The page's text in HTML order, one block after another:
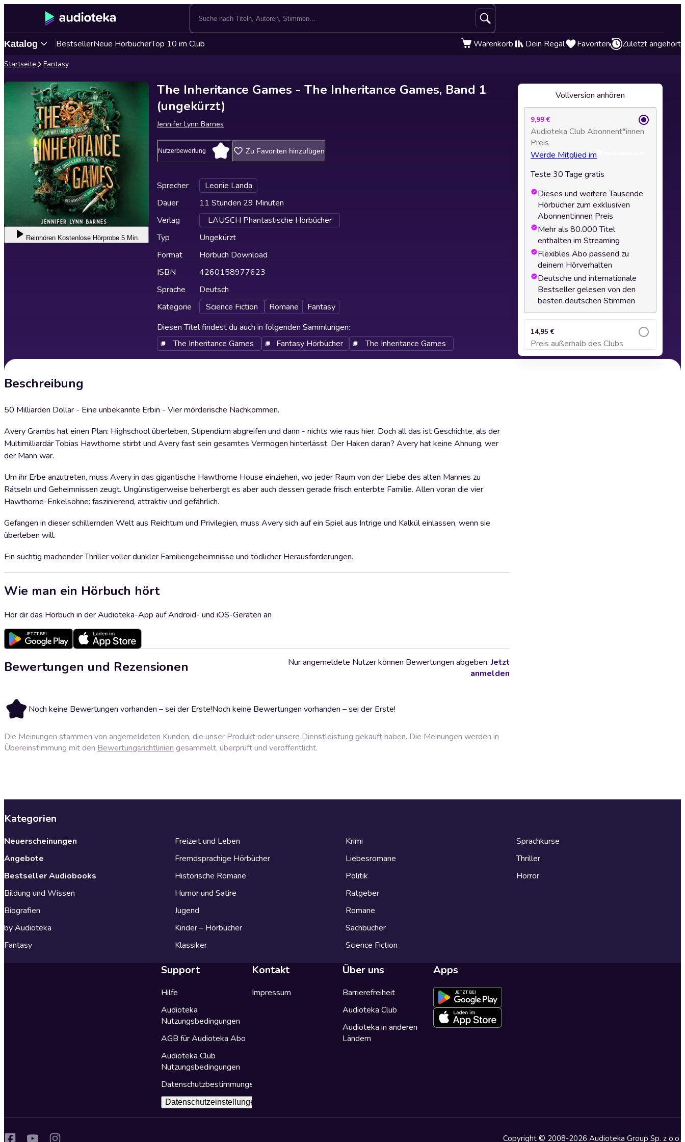
Katalog BestsellerNeue HörbücherTop 10 im Club Warenkorb Dein Regal Favoriten Zuletzt angehört
Startseite Fantasy
Reinhören Kostenlose Hörprobe 5 Min.
The Inheritance Games - The Inheritance Games, Band 1
(ungekürzt)
Jennifer Lynn Barnes
Nutzerbewertung Zu Favoriten hinzufügen
Sprecher
Leonie Landa
Dauer
11 Stunden 29 Minuten
Verlag
LAUSCH Phantastische Hörbücher
Typ
Ungekürzt
Format
Hörbuch Download
ISBN
4260158977623
Sprache
Deutsch
Kategorie
Science Fiction Romane
Fantasy
Diesen Titel findest du auch in folgenden Sammlungen:
The Inheritance Games
Fantasy Hörbücher The Inheritance Games
Beschreibung
50 Milliarden Dollar - Eine unbekannte Erbin - Vier mörderische Nachkommen.
Avery Grambs hat einen Plan: Highschool überleben, Stipendium abgreifen und dann - nichts wie raus hier. Doch all das ist Geschichte, als der
Multimilliardär Tobias Hawthorne stirbt und Avery fast sein gesamtes Vermögen hinterlässt. Der Haken daran? Avery hat keine Ahnung, wer
der Mann war.
Um ihr Erbe anzutreten, muss Avery in das gigantische Hawthorne House einziehen, wo jeder Raum von der Liebe des alten Mannes zu
Rätseln und Geheimnissen zeugt. Ungünstigerweise beherbergt es aber auch dessen gerade frisch enterbte Familie. Allen voran die vier
Hawthorne-Enkelsöhne: faszinierend, attraktiv und gefährlich.
Gefangen in dieser schillernden Welt aus Reichtum und Privilegien, muss Avery sich auf ein Spiel aus Intrige und Kalkül einlassen, wenn sie
überleben will.
Ein süchtig machender Thriller voller dunkler Familiengeheimnisse und tödlicher Herausforderungen.
Wie man ein Hörbuch hört
Hör dir das Hörbuch in der Audioteka-App auf Android- und iOS-Geräten an
Bewertungen und Rezensionen
Noch keine Bewertungen vorhanden – sei der Erste!Noch keine Bewertungen vorhanden – sei der Erste!
Nur angemeldete Nutzer können Bewertungen abgeben.Jetzt
anmelden
Die Meinungen stammen von angemeldeten Kunden, die unser Produkt oder unsere Dienstleistung gekauft haben. Die Meinungen werden in
Übereinstimmung mit den Bewertungsrichtlinien gesammelt, überprüft und veröffentlicht.
Vollversion anhören
9,99 €
Audioteka Club Abonnent*innen
Preis
Werde Mitglied im
Teste 30 Tage gratis
Dieses und weitere Tausende
Hörbücher zum exklusiven
Abonnent:innen Preis
Mehr als 80.000 Titel
enthalten im Streaming
Flexibles Abo passend zu
deinem Hörverhalten
Deutsche und internationale
Bestseller gelesen von den
besten deutschen Stimmen
14,95 €
Preis außerhalb des Clubs
Zum Warenkorb hinzufügen
Kategorien
Neuerscheinungen
Angebote
Bestseller Audiobooks
Bildung und Wissen
Biografien
by Audioteka
Fantasy
Freizeit und Leben
Fremdsprachige Hörbücher
Historische Romane
Humor und Satire
Jugend
Kinder – Hörbücher
Klassiker
Krimi
Liebesromane
Politik
Ratgeber
Romane
Sachbücher
Science Fiction
Sprachkurse
Thriller
Horror
Support
Hilfe
Audioteka
Nutzungsbedingungen
AGB für Audioteka Abo
Audioteka Club
Nutzungsbedingungen
Datenschutzbestimmungen
Datenschutzeinstellungen
Kontakt
Impressum
Über uns
Barrierefreiheit
Audioteka Club
Audioteka in anderen
Ländern
Apps
Copyright © 2008-2026 Audioteka Group Sp. z o.o.